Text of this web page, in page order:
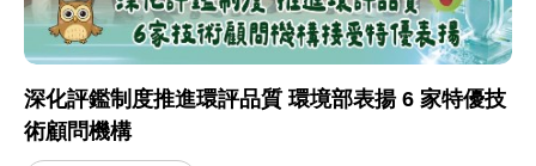
深化評鑑制度推進環評品質 環境部表揚 6 家特優技
術顧問機構